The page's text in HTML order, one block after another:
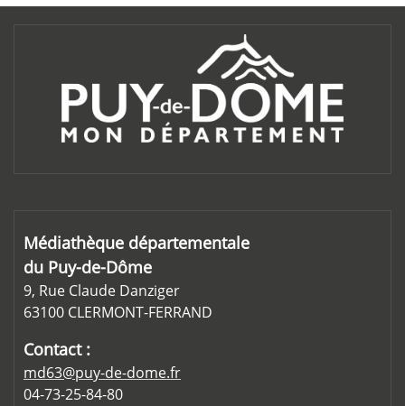
Médiathèque départementale
du Puy-de-Dôme
9, Rue Claude Danziger
63100 CLERMONT-FERRAND
Contact :
md63@puy-de-dome.fr
04-73-25-84-80